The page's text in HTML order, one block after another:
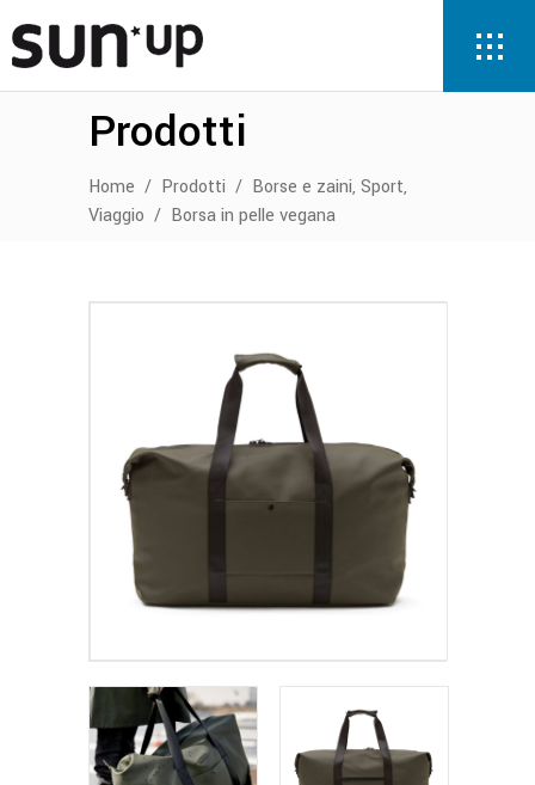
Prodotti
Home / Prodotti / Borse e zaini, Sport,
Viaggio / Borsa in pelle vegana